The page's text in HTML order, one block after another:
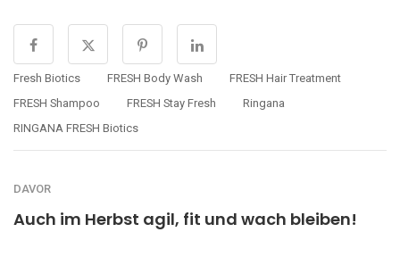
Fresh Biotics FRESH Body Wash
FRESH Hair Treatment
FRESH Shampoo
FRESH Stay Fresh
Ringana
RINGANA FRESH Biotics
DAVOR
Auch im Herbst agil, fit und wach bleiben!